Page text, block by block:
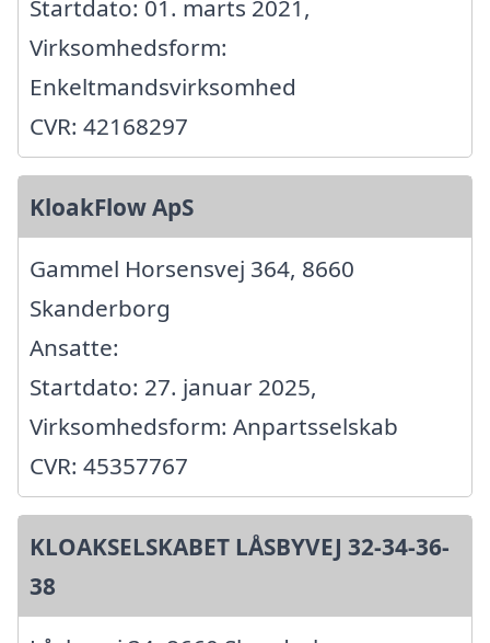
Startdato: 01. marts 2021,
Virksomhedsform:
Enkeltmandsvirksomhed
CVR: 42168297
KloakFlow ApS
Gammel Horsensvej 364, 8660
Skanderborg
Ansatte:
Startdato: 27. januar 2025,
Virksomhedsform: Anpartsselskab
CVR: 45357767
KLOAKSELSKABET LÅSBYVEJ 32-34-36-
38